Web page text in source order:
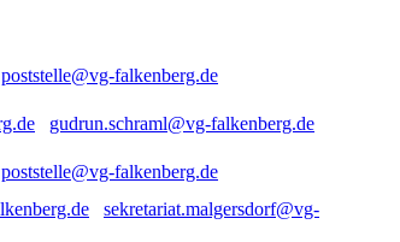
poststelle@vg-falkenberg.de
gudrun.schraml@vg-falkenberg.de
poststelle@vg-falkenberg.de
sekretariat.malgersdorf@vg-